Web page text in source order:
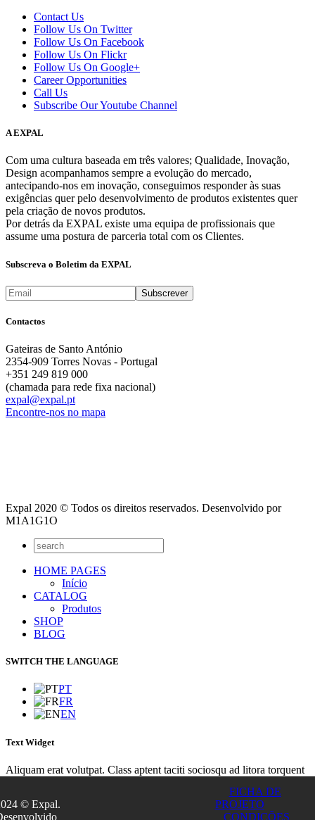
Contact Us
Follow Us On Twitter
Follow Us On Facebook
Follow Us On Flickr
Follow Us On Google+
Career Opportunities
Call Us
Subscribe Our Youtube Channel
A EXPAL
Com uma cultura baseada em três valores; Qualidade, Inovação,
Design acompanhamos sempre a evolução do mercado,
antecipando-nos em inovação, conseguimos responder às suas
exigências quer pelo desenvolvimento de produtos existentes quer
pela criação de novos produtos.
Por detrás da EXPAL existe uma equipa de profissionais que
assume uma postura de parceria total com os Clientes.
Subscreva o Boletim da EXPAL
Contactos
Gateiras de Santo António
2354-909 Torres Novas - Portugal
+351 249 819 000
(chamada para rede fixa nacional)
expal@expal.pt
Encontre-nos no mapa
Expal 2020 © Todos os direitos reservados. Desenvolvido por
M1A1G1O
© Expal.
FICHA DE
PROJETO
CONDIÇÕES
HOME PAGES
Início
CATALOG
Produtos
SHOP
BLOG
SWITCH THE LANGUAGE
PT
FR
EN
Text Widget
Aliquam erat volutpat. Class aptent taciti sociosqu ad litora torquent
turpis. Nunc euismod lacus sit amet purus euismod placerat? Integer
gravida imperdiet tincidunt. Vivamus convallis dolor ultricies tellus